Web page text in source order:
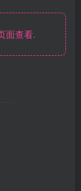
面查看.